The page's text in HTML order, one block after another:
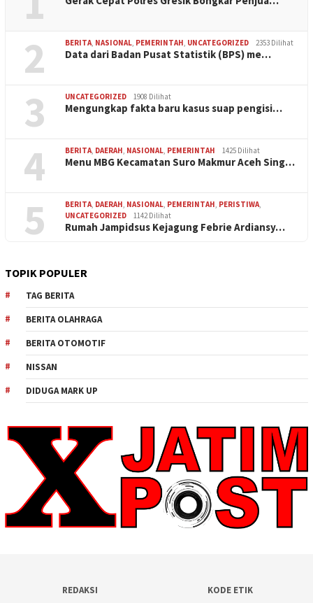
2 BERITA, NASIONAL, PEMERINTAH, UNCATEGORIZED 2353 Dilihat
Data dari Badan Pusat Statistik (BPS) me…
3 UNCATEGORIZED 1908 Dilihat
Mengungkap fakta baru kasus suap pengisi…
4 BERITA, DAERAH, NASIONAL, PEMERINTAH 1425 Dilihat
Menu MBG Kecamatan Suro Makmur Aceh Sing…
5 BERITA, DAERAH, NASIONAL, PEMERINTAH, PERISTIWA,
UNCATEGORIZED
1142 Dilihat
Rumah Jampidsus Kejagung Febrie Ardiansy…
TOPIK POPULER
TAG BERITA
BERITA OLAHRAGA
BERITA OTOMOTIF
NISSAN
DIDUGA MARK UP
REDAKSI KODE ETIK